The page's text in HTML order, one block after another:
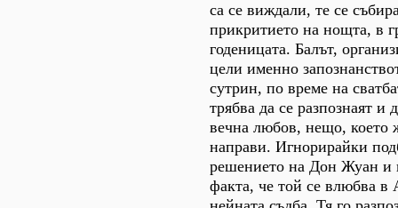
са се виждали, те се
прикритието на нощта, в
годеницата. Балът,
цели именно
сутрин, по време на
трябва да се разпознаят и
вечна любов, нещо, което
направи. Игнорирайки
решението на Дон Жуан и
факта, че той се влюбва